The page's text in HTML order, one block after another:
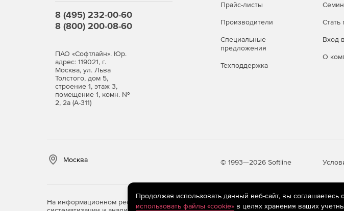
8 (495) 232-00-60
8 (800) 200-08-60
ПАО «Софтлайн». Юр.
адрес: 119021, г.
Москва, ул. Льва
Толстого, дом 5,
строение 1, этаж 3,
помещение 1, комн. №
2, 2а (А-311)
Прайс-листы
Производители
Специальные
предложения
Техподдержка
Стать
Вход
О
Москва © 1993—2026 Softline
На информационном ресурсе store.softline.ru применяются рекомендательные
Продолжая использовать данный веб-сайт, вы соглашаетесь
использовать файлы «cookie»в целях хранения ваших